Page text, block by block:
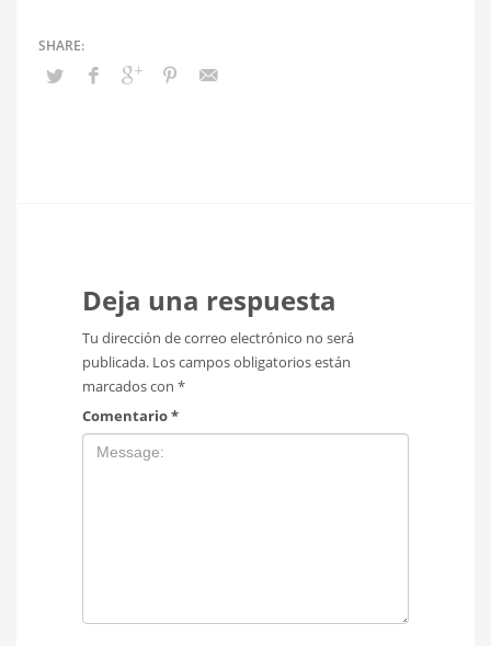
Deja una respuesta
Tu dirección de correo electrónico no será
publicada. Los campos obligatorios están
marcados con *
Comentario*